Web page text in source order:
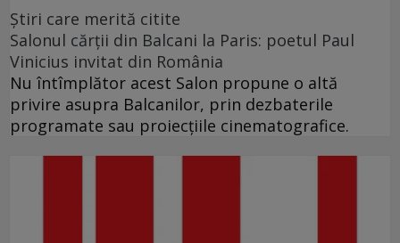
Ştiri care merită citite
Salonul cărţii din Balcani la Paris: poetul Paul
Vinicius invitat din România
Nu întîmplător acest Salon propune o altă
privire asupra Balcanilor, prin dezbaterile
programate sau proiecţiile cinematografice.